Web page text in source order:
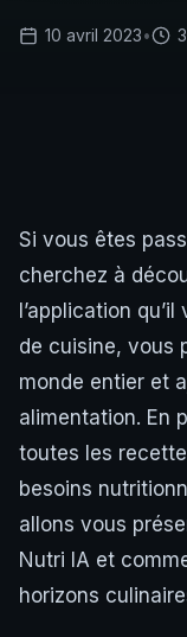
10 avril 2023•
Si vous êtes
cherchez à
l’application
de cuisine, vous
monde entier et
alimentation. En
toutes les
besoins
allons vous
Nutri IA et
horizons